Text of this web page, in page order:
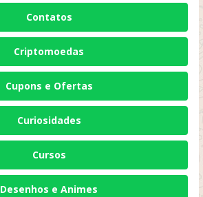
Contatos
Criptomoedas
Cupons e Ofertas
Curiosidades
Cursos
Desenhos e Animes